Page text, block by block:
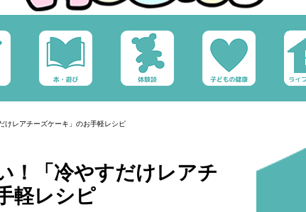
けレアチーズケーキ」のお手軽レシピ
！「冷やすだけレアチ
軽レシピ